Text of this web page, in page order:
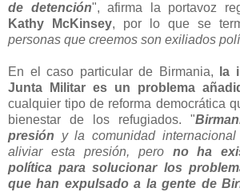
de detención", afirma la portavoz
Kathy McKinsey, por lo que se
personas que creemos son exiliados
En el caso particular de Birmania,
la
Junta Militar es un problema
cualquier tipo de reforma democrática
bienestar de los refugiados. "
presión y la comunidad
aliviar esta presión, pero no ha
política para solucionar los
que han expulsado a la gente de